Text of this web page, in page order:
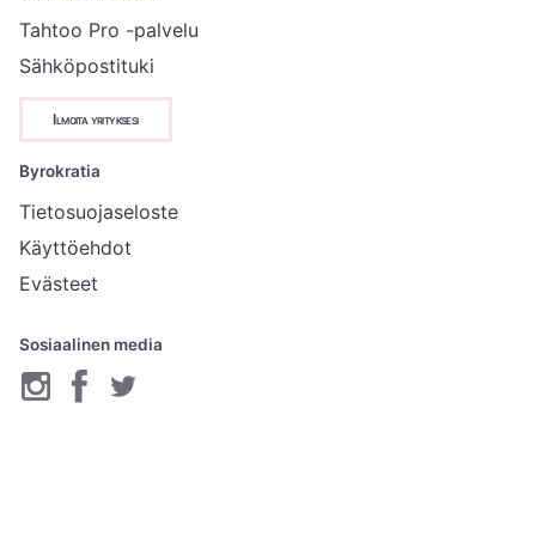
Tahtoo Pro -palvelu
Sähköpostituki
Ilmoita yrityksesi
Byrokratia
Tietosuojaseloste
Käyttöehdot
Evästeet
Sosiaalinen media